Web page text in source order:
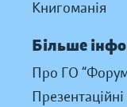
Книгоманія
Більше
Про ГО